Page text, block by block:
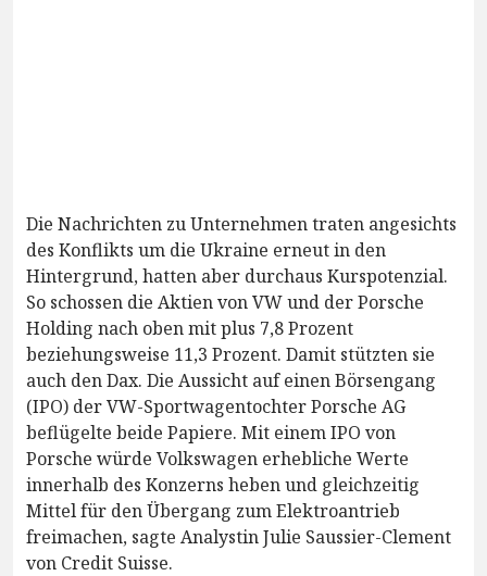
Die Nachrichten zu Unternehmen traten angesichts
des Konflikts um die Ukraine erneut in den
Hintergrund, hatten aber durchaus Kurspotenzial.
So schossen die Aktien von VW und der Porsche
Holding nach oben mit plus 7,8 Prozent
beziehungsweise 11,3 Prozent. Damit stützten sie
auch den Dax. Die Aussicht auf einen Börsengang
(IPO) der VW-Sportwagentochter Porsche AG
beflügelte beide Papiere. Mit einem IPO von
Porsche würde Volkswagen erhebliche Werte
innerhalb des Konzerns heben und gleichzeitig
Mittel für den Übergang zum Elektroantrieb
freimachen, sagte Analystin Julie Saussier-Clement
von Credit Suisse.